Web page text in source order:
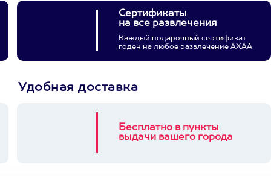
Сертификаты
на все развлечения
Каждый подарочный сертификат
годен на любое развлечение АХАА
Удобная доставка
Бесплатно в пункты
выдачи вашего города